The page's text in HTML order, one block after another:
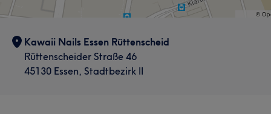
Kawaii Nails Essen Rüttenscheid
Rüttenscheider Straße 46
45130 Essen, Stadtbezirk II